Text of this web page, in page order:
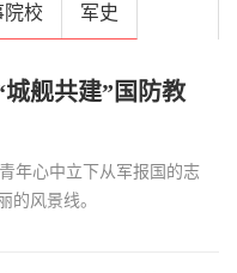
院校 军史
舰共建”国防教
年心中立下从军报国的志
的风景线。